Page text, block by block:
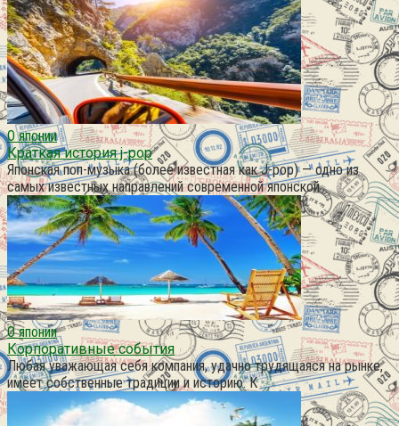
О японии
Краткая история j-pop
Японская поп-музыка (более известная как J-pop) — одно из
самых известных направлений современной японской
О японии
Корпоративные события
Любая уважающая себя компания, удачно трудящаяся на рынке,
имеет собственные традиции и историю. К